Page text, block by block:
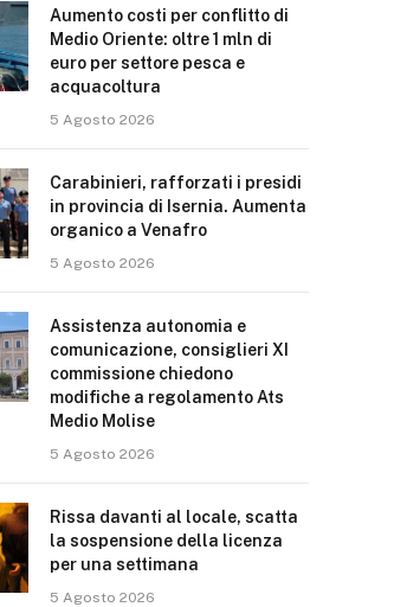
Aumento costi per conflitto di
Medio Oriente: oltre 1 mln di
euro per settore pesca e
acquacoltura
5 Agosto 2026
Carabinieri, rafforzati i presidi
in provincia di Isernia. Aumenta
organico a Venafro
5 Agosto 2026
Assistenza autonomia e
comunicazione, consiglieri XI
commissione chiedono
modifiche a regolamento Ats
Medio Molise
5 Agosto 2026
Rissa davanti al locale, scatta
la sospensione della licenza
per una settimana
5 Agosto 2026